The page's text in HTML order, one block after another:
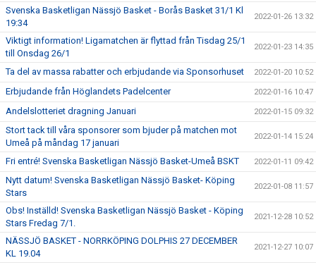
Svenska Basketligan Nässjö Basket - Borås Basket 31/1 Kl
19:34
2022-01-26 13:32
Viktigt information! Ligamatchen är flyttad från Tisdag 25/1
till Onsdag 26/1
2022-01-23 14:35
Ta del av massa rabatter och erbjudande via Sponsorhuset 2022-01-20 10:52
Erbjudande från Höglandets Padelcenter 2022-01-16 10:47
Andelslotteriet dragning Januari 2022-01-15 09:32
Stort tack till våra sponsorer som bjuder på matchen mot
Umeå på måndag 17 januari
2022-01-14 15:24
Fri entré! Svenska Basketligan Nässjö Basket-Umeå BSKT 2022-01-11 09:42
Nytt datum! Svenska Basketligan Nässjö Basket- Köping
Stars
2022-01-08 11:57
Obs! Inställd! Svenska Basketligan Nässjö Basket - Köping
Stars Fredag 7/1.
2021-12-28 10:52
NÄSSJÖ BASKET - NORRKÖPING DOLPHIS 27 DECEMBER
KL 19.04
2021-12-27 10:07